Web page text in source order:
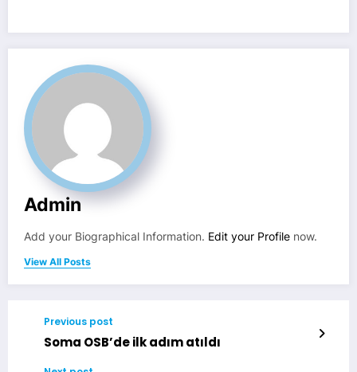
Admin
Add your Biographical Information. Edit your Profile now.
View All Posts
Previous post
Soma OSB’de ilk adım atıldı